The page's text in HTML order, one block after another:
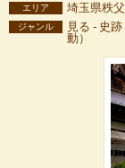
エリア 埼玉県秩
ジャンル
見る - 史
動）